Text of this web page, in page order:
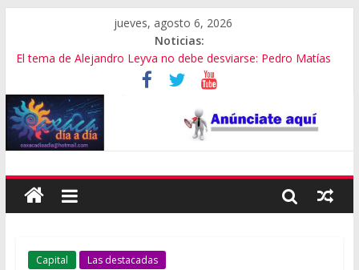
jueves, agosto 6, 2026
Noticias:
El tema de Alejandro Leyva no debe desviarse: Pedro Matías
Promete SEGOB investigación a fondo en crimen de Alejandro
Leyva
Bajo amenazas, Secretario de Gobierno de Oaxaca despojaría
predios
“Amenazamos, no dialogamos”
Capital Las destacadas